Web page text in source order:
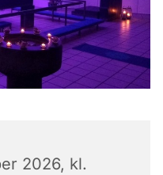
2026, kl.